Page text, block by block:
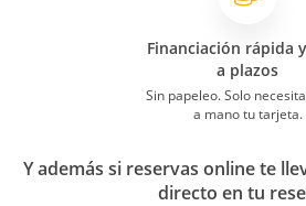
Financiación rápida
a plazos
Sin papeleo. Solo
a mano tu tarjeta.
Y además si reservas online te
directo en tu